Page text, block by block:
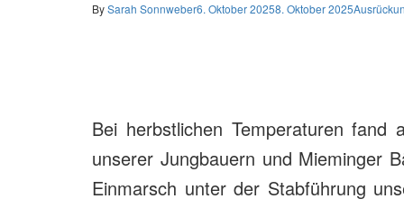
BySarah Sonnweber6. Oktober 20258. Oktober 2025
Bei herbstlichen Temperaturen
unserer Jungbauern und Mieminger
Einmarsch unter der Stabführung